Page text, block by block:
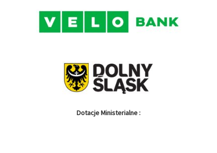
Dotacje Ministerialne :